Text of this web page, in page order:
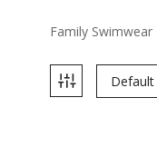
Family Swimwear